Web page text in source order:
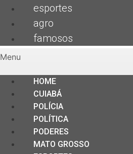
esportes
agro
famosos
Menu
HOME
CUIABÁ
POLÍCIA
POLÍTICA
PODERES
MATO GROSSO